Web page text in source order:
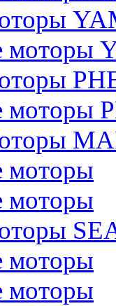
моторы
моторы
моторы
моторы
моторы
моторы